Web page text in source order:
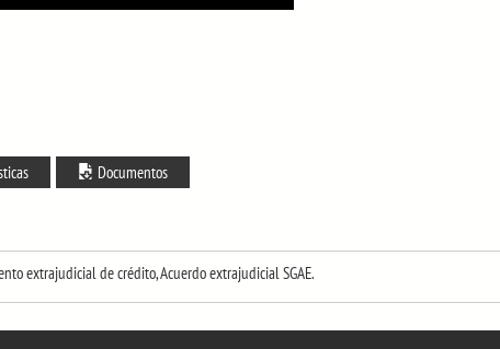
Documentos
extrajudicial de crédito, Acuerdo extrajudicial SGAE.